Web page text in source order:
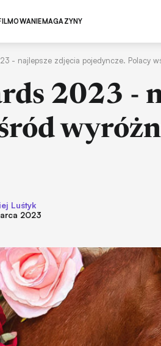
MAGAZYNY
- najlepsze zdjęcia pojedyncze. Polacy
2023 -
Luśtyk
2023